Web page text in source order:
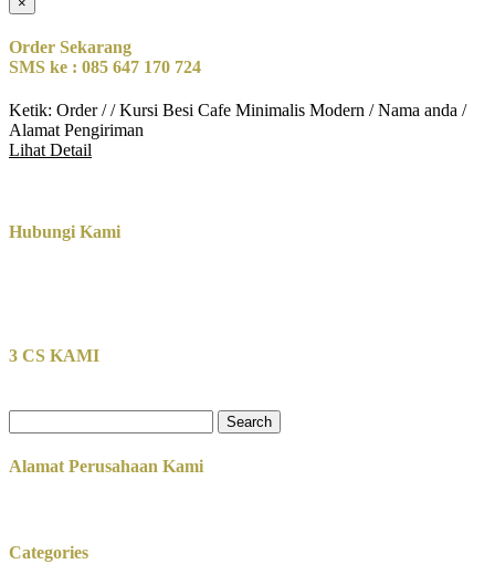
Order Sekarang
SMS ke : 085 647 170 724
Ketik: Order / / Kursi Besi Cafe Minimalis Modern / Nama anda /
Alamat Pengiriman
Lihat Detail
Hubungi Kami
3 CS KAMI
for:
Alamat Perusahaan Kami
Categories